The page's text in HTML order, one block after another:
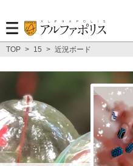
TOP > 15 > 近況ボード